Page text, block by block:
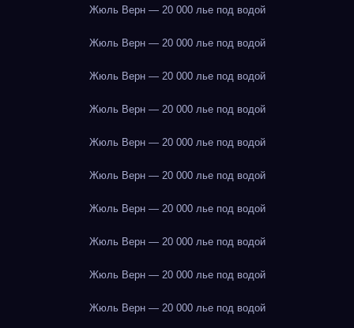
Жюль Верн — 20 000 лье под водой
Жюль Верн — 20 000 лье под водой
Жюль Верн — 20 000 лье под водой
Жюль Верн — 20 000 лье под водой
Жюль Верн — 20 000 лье под водой
Жюль Верн — 20 000 лье под водой
Жюль Верн — 20 000 лье под водой
Жюль Верн — 20 000 лье под водой
Жюль Верн — 20 000 лье под водой
Жюль Верн — 20 000 лье под водой